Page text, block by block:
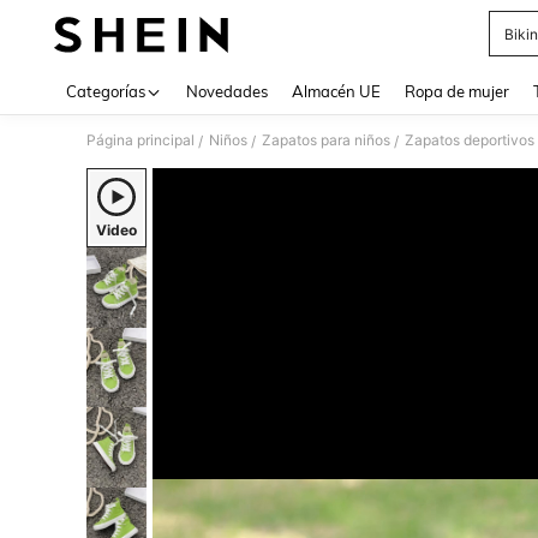
Categorías Novedades Almacén UE Ropa de mujer
Página principal / Niños / Zapatos para niños / Zapatos deportivos
Video